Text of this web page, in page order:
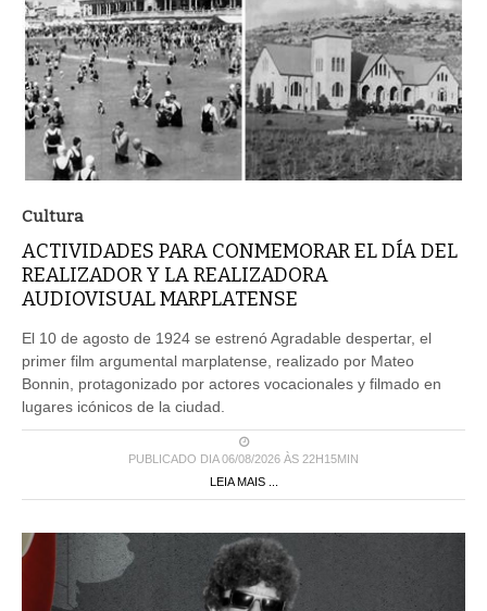
ACTIVIDADES PARA CONMEMORAR EL DÍA DEL
REALIZADOR Y LA REALIZADORA
AUDIOVISUAL MARPLATENSE
primer film argumental marplatense, realizado por Mateo
Bonnin, protagonizado por actores vocacionales y filmado en
lugares icónicos de la ciudad.
PUBLICADO DIA 06/08/2026 ÀS 22H15MIN
LEIA MAIS ...